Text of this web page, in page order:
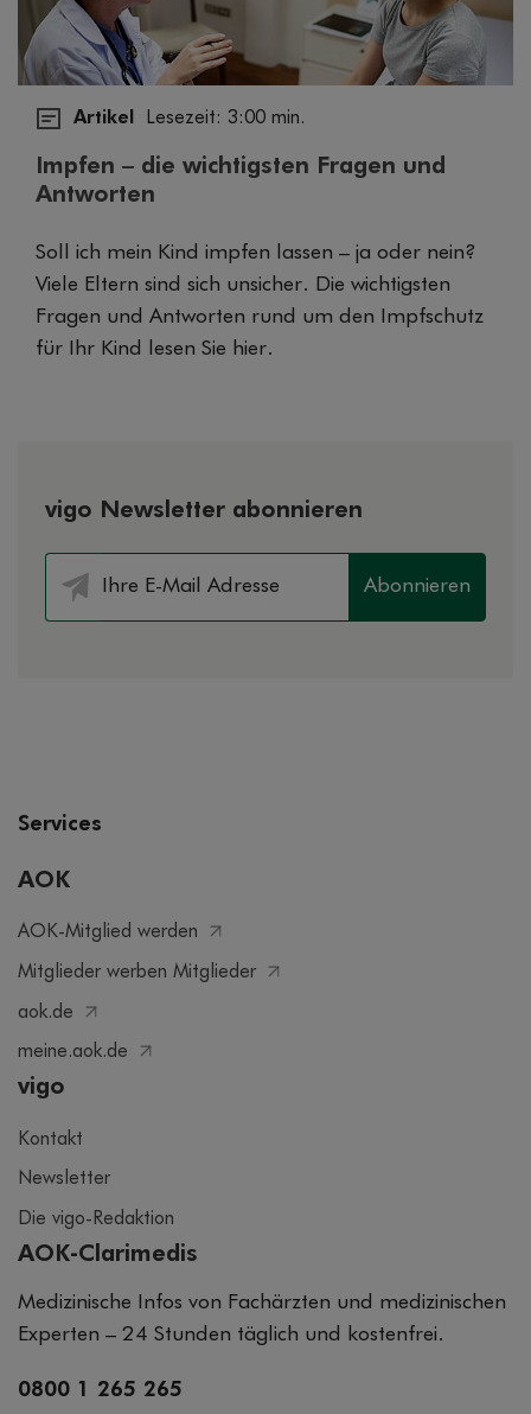
Artikel Lesezeit: 3:00 min.
Impfen – die wichtigsten Fragen und
Antworten
Soll ich mein Kind impfen lassen – ja oder nein?
Viele Eltern sind sich unsicher. Die wichtigsten
Fragen und Antworten rund um den Impfschutz
für Ihr Kind lesen Sie hier.
vigo Newsletter abonnieren
Abonnieren
Services
AOK
AOK-Mitglied werden
Mitglieder werben Mitglieder
aok.de
meine.aok.de
vigo
Kontakt
Newsletter
Die vigo-Redaktion
AOK-Clarimedis
Medizinische Infos von Fachärzten und medizinischen
Experten – 24 Stunden täglich und kostenfrei.
0800 1 265 265